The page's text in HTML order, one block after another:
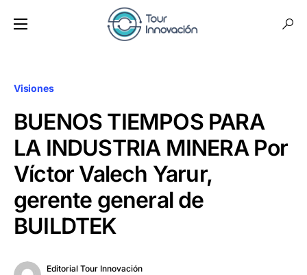
Visiones
BUENOS TIEMPOS PARA
LA INDUSTRIA MINERA Por
Víctor Valech Yarur,
gerente general de
BUILDTEK
Editorial Tour Innovación